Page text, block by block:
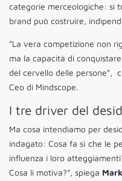
categorie merceologiche: si
brand può costruire,
“La vera competizione non
ma la capacità di
del cervello delle persone”,
Ceo di Mindscope.
I tre driver del
Ma cosa intendiamo per
indagato: Cosa fa sì che le
influenza i loro
Cosa li motiva?”, spiega